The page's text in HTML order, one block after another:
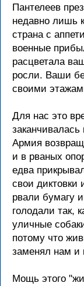
Пантелеев
недавно лишь
страна с
военные
расцветала
росли. Ваши
своими
Для нас это
Армия
и в рваных
едва
свои диктовки
рвали бумагу
голодали так,
уличные
потому что
заменял нам и
Мощь этого